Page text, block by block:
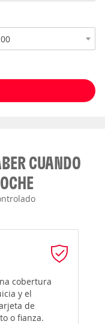
CUANDO
cobertura
y el
de
o fianza.